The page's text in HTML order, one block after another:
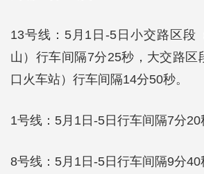
13号线：5月1日-5日小交路区段
山）行车间隔7分25秒，大交路
口火车站）行车间隔14分50秒。
1号线：5月1日-5日行车间隔7分20
8号线：5月1日-5日行车间隔9分40